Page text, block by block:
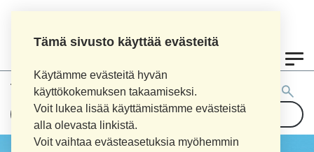
Tämä sivusto käyttää evästeitä
Käytämme evästeitä hyvän
käyttökokemuksen takaamiseksi.
Voit lukea lisää käyttämistämme evästeistä
alla olevasta linkistä.
Voit vaihtaa evästeasetuksia myöhemmin
Tuotehaku: